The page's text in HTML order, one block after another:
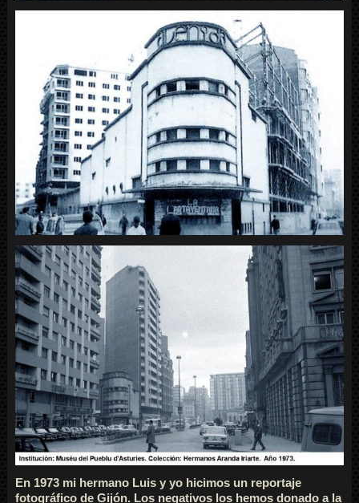
En 1973 mi hermano Luis y yo hicimos un reportaje
fotográfico de Gijón. Los negativos los hemos donado a la